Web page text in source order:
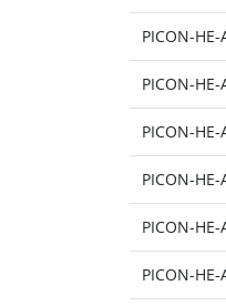
PICON-
PICON-
PICON-
PICON-
PICON-
PICON-